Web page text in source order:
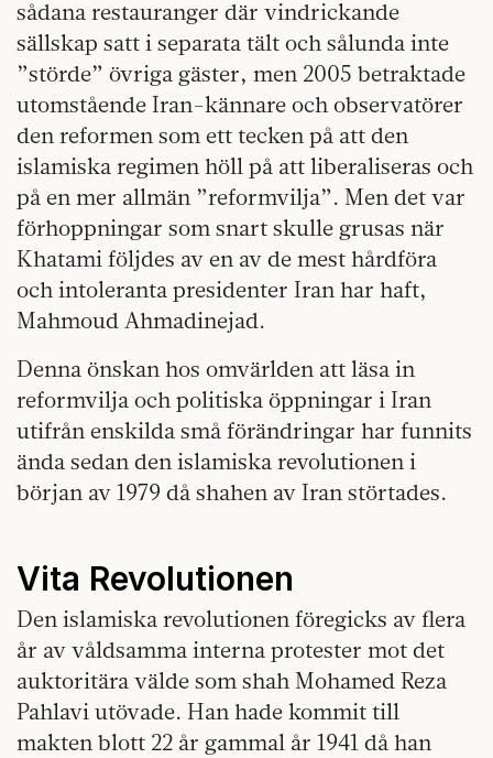
sådana restauranger där vindrickande
sällskap satt i separata tält och sålunda inte
”störde” övriga gäster, men 2005 betraktade
utomstående Iran-kännare och observatörer
den reformen som ett tecken på att den
islamiska regimen höll på att liberaliseras och
på en mer allmän ”reformvilja”. Men det var
förhoppningar som snart skulle grusas när
Khatami följdes av en av de mest hårdföra
och intoleranta presidenter Iran har haft,
Mahmoud Ahmadinejad.
Denna önskan hos omvärlden att läsa in
reformvilja och politiska öppningar i Iran
utifrån enskilda små förändringar har funnits
ända sedan den islamiska revolutionen i
början av 1979 då shahen av Iran störtades.
Vita Revolutionen
Den islamiska revolutionen föregicks av flera
år av våldsamma interna protester mot det
auktoritära välde som shah Mohamed Reza
Pahlavi utövade. Han hade kommit till
makten blott 22 år gammal år 1941 då han